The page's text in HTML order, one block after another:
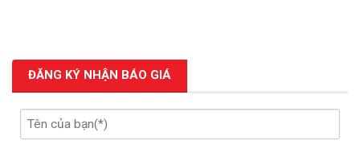
ĐĂNG KÝ NHẬN BÁO GIÁ